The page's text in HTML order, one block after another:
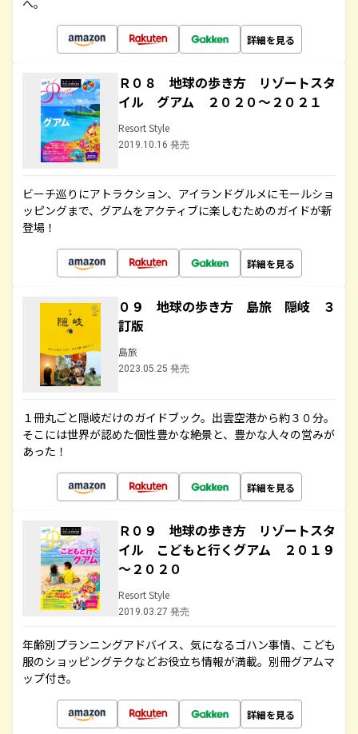
へ。
詳細を見る
Ｒ０８ 地球の歩き方 リゾートスタ
イル グアム ２０２０～２０２１
Resort Style
2019.10.16 発売
ビーチ巡りにアトラクション、アイランドグルメにモールショ
ッピングまで、グアムをアクティブに楽しむためのガイドが新
登場！
詳細を見る
０９ 地球の歩き方 島旅 隠岐 ３
訂版
島旅
2023.05.25 発売
１冊丸ごと隠岐だけのガイドブック。出雲空港から約３０分。
そこには世界が認めた個性豊かな絶景と、豊かな人々の営みが
あった！
詳細を見る
Ｒ０９ 地球の歩き方 リゾートスタ
イル こどもと行くグアム ２０１９
～２０２０
Resort Style
2019.03.27 発売
年齢別プランニングアドバイス、気になるゴハン事情、こども
服のショッピングテクなどお役立ち情報が満載。別冊グアムマ
ップ付き。
詳細を見る